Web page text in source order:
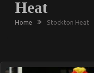
Heat
Home Stockton Heat